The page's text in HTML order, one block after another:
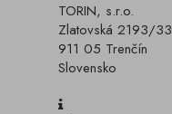
TORIN, s.r.o.
Zlatovská 2193/33
911 05 Trenčín
Slovensko